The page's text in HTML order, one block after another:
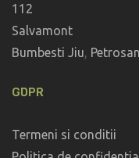
112
Salvamont
Bumbesti Jiu,
GDPR
Termeni si conditii